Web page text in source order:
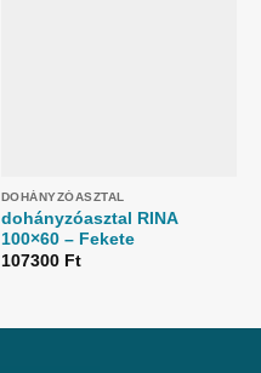
DOHÁNYZÓASZTAL
dohányzóasztal RINA
100×60 – Fekete
107300 Ft